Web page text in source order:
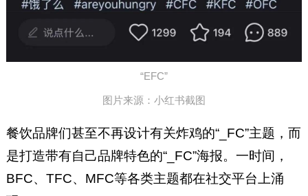
“EFC”
图片来源：小红书截图
餐饮品牌们甚至不再设计有关炸鸡的“_FC”主题，而
是打造带有自己品牌特色的“_FC”海报。一时间，
BFC、TFC、MFC等各类主题都在社交平台上涌